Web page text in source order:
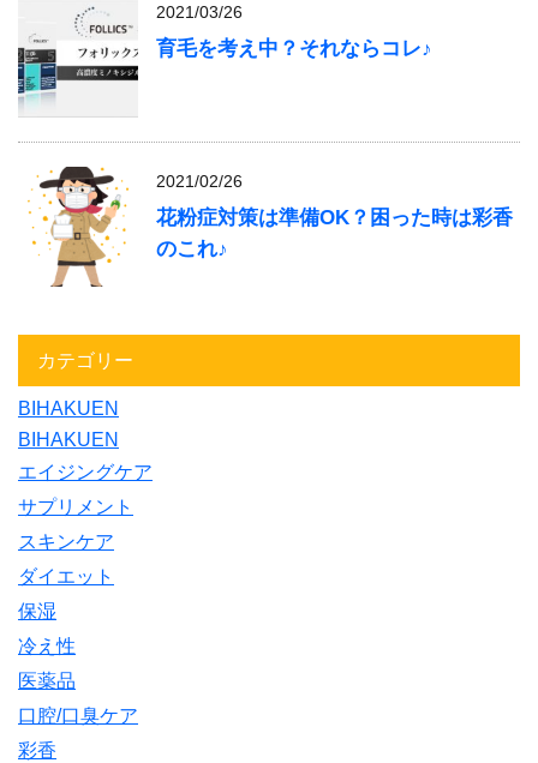
2021/03/26
育毛を考え中？それならコレ♪
2021/02/26
花粉症対策は準備OK？困った時は彩香
のこれ♪
カテゴリー
BIHAKUEN
BIHAKUEN
エイジングケア
サプリメント
スキンケア
ダイエット
保湿
冷え性
医薬品
口腔/口臭ケア
彩香